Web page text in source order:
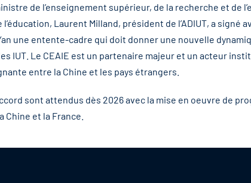
de l’enseignement supérieur, de la recherche et de
Laurent Milland, président de l’ADIUT, a signé
une entente-cadre qui doit donner une nouvelle
IUT. Le CEAIE est un partenaire majeur et un acteur
entre la Chine et les pays étrangers.
sont attendus dès 2026 avec la mise en oeuvre de
et la France.